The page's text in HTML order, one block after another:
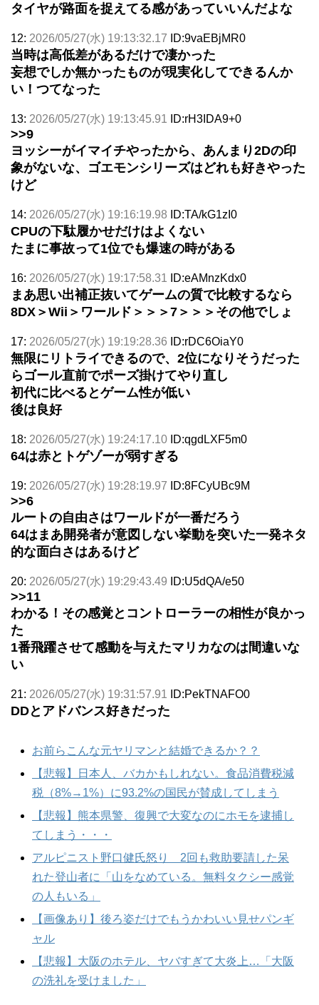
タイヤが路面を捉えてる感があっていいんだよな
12: 2026/05/27(水) 19:13:32.17 ID:9vaEBjMR0
当時は高低差があるだけで凄かった
妄想でしか無かったものが現実化してできるんか
い！つてなった
13: 2026/05/27(水) 19:13:45.91 ID:rH3IDA9+0
>>9
ヨッシーがイマイチやったから、あんまり2Dの印
象がないな、ゴエモンシリーズはどれも好きやった
けど
14: 2026/05/27(水) 19:16:19.98 ID:TA/kG1zI0
CPUの下駄履かせだけはよくない
たまに事故って1位でも爆速の時がある
16: 2026/05/27(水) 19:17:58.31 ID:eAMnzKdx0
まあ思い出補正抜いてゲームの質で比較するなら
8DX＞Wii＞ワールド＞＞＞7＞＞＞その他でしょ
17: 2026/05/27(水) 19:19:28.36 ID:rDC6OiaY0
無限にリトライできるので、2位になりそうだった
らゴール直前でポーズ掛けてやり直し
初代に比べるとゲーム性が低い
後は良好
18: 2026/05/27(水) 19:24:17.10 ID:qgdLXF5m0
64は赤とトゲゾーが弱すぎる
19: 2026/05/27(水) 19:28:19.97 ID:8FCyUBc9M
>>6
ルートの自由さはワールドが一番だろう
64はまあ開発者が意図しない挙動を突いた一発ネタ
的な面白さはあるけど
20: 2026/05/27(水) 19:29:43.49 ID:U5dQA/e50
>>11
わかる！その感覚とコントローラーの相性が良かっ
た
1番飛躍させて感動を与えたマリカなのは間違いな
い
21: 2026/05/27(水) 19:31:57.91 ID:PekTNAFO0
DDとアドバンス好きだった
お前らこんな元ヤリマンと結婚できるか？？
【悲報】日本人、バカかもしれない。食品消費税減
税（8%→1%）に93.2%の国民が賛成してしまう
【悲報】熊本県警、復興で大変なのにホモを逮捕し
てしまう・・・
アルピニスト野口健氏怒り 2回も救助要請した呆
れた登山者に「山をなめている。無料タクシー感覚
の人もいる」
【画像あり】後ろ姿だけでもうかわいい見せパンギ
ャル
【悲報】大阪のホテル、ヤバすぎて大炎上…「大阪
の洗礼を受けました」